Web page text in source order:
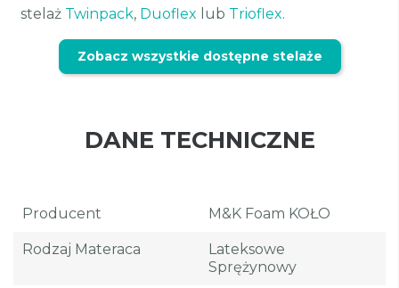
stelaż Twinpack, Duoflex lub Trioflex.
Zobacz wszystkie dostępne stelaże
DANE TECHNICZNE
Producent M&K Foam KOŁO
Rodzaj Materaca
Lateksowe
Sprężynowy